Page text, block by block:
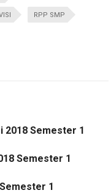
RPP SMP
2018 Semester 1
Semester 1
1